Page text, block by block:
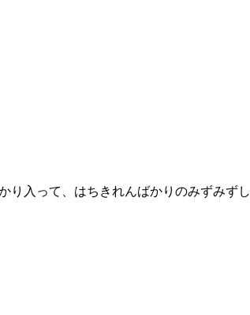
り入って、はちきれんばかりのみずみずし